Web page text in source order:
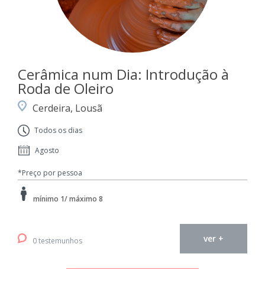
Cerâmica num Dia: Introdução à
Roda de Oleiro
Cerdeira, Lousã
Todos os dias
Agosto
*Preço por pessoa
mínimo 1/ máximo 8
0 testemunhos ver +